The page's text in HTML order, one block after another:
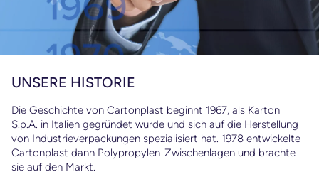
UNSERE HISTORIE
Die Geschichte von Cartonplast beginnt 1967, als Karton
S.p.A. in Italien gegründet wurde und sich auf die Herstellung
von Industrieverpackungen spezialisiert hat. 1978 entwickelte
Cartonplast dann Polypropylen-Zwischenlagen und brachte
sie auf den Markt.